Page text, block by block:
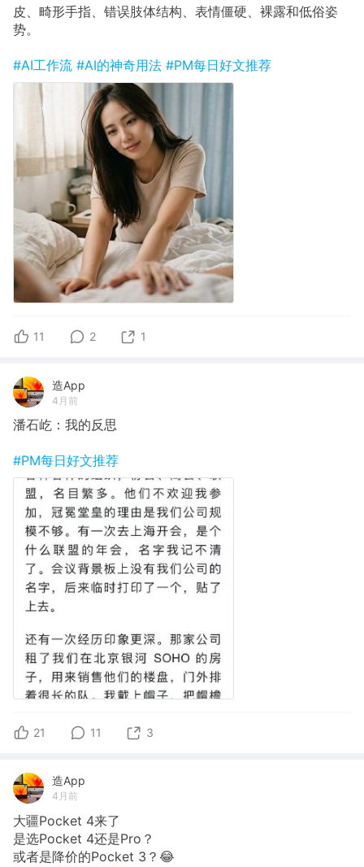
皮、畸形手指、错误肢体结构、表情僵硬、裸露和低俗姿
势。
#AI工作流 #AI的神奇用法 #PM每日好文推荐
11 2 1
造App
4月前
潘石屹：我的反思
#PM每日好文推荐
21 11 3
造App
4月前
大疆Pocket 4来了
是选Pocket 4还是Pro？
或者是降价的Pocket 3？😂